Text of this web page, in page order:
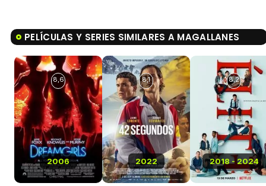
PELÍCULAS Y SERIES SIMILARES A MAGALLANES
2006
8,6
2022
8,1
2018 - 2024
8,2